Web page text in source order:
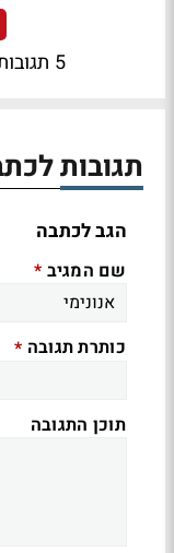
5 תגובות
תגובות
הגב לכתבה
שם המגיב *
כותרת תגובה *
תוכן התגובה